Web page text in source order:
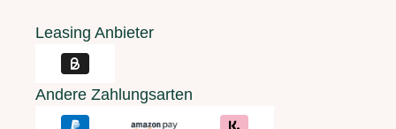
Leasing Anbieter
Andere Zahlungsarten